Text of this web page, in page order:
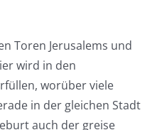
Toren Jerusalems und
wird in den
worüber viele
in der gleichen Stadt
auch der greise